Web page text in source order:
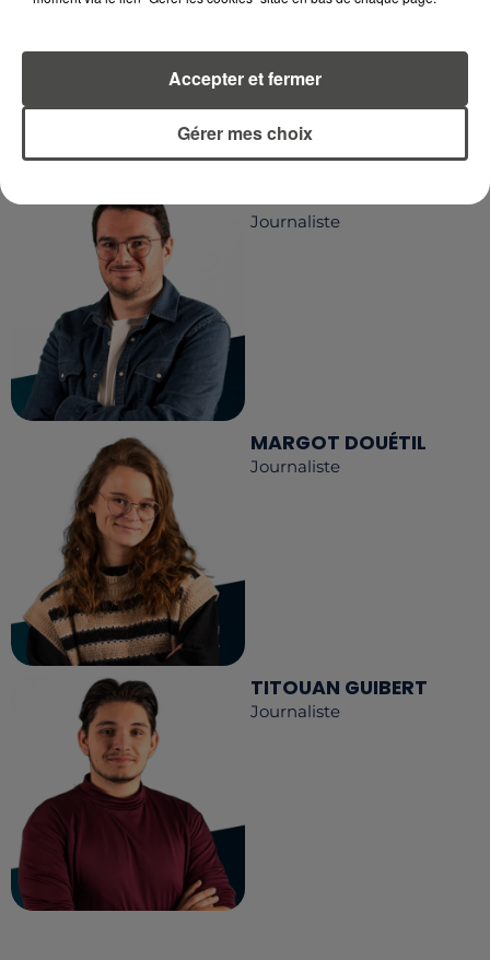
LA RÉDACTION Voir toute l'équipe RCA
Journaliste
MARGOT DOUÉTIL
Journaliste
TITOUAN GUIBERT
Journaliste
Gérer mes choix
Accepter et fermer